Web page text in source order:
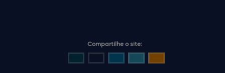
Compartilhe o site: